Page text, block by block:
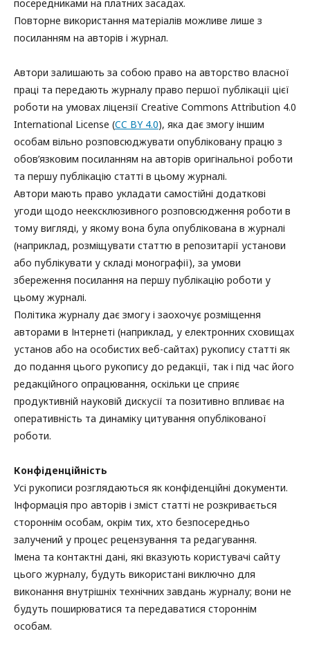
посередниками на платних засадах.
Повторне використання матеріалів можливе лише з
посиланням на авторів і журнал.
Автори залишають за собою право на авторство власної
праці та передають журналу право першої публікації цієї
роботи на умовах ліцензії Creative Commons Attribution 4.0
International License (CC BY 4.0), яка дає змогу іншим
особам вільно розповсюджувати опубліковану працю з
обов’язковим посиланням на авторів оригінальної роботи
та першу публікацію статті в цьому журналі.
Автори мають право укладати самостійні додаткові
угоди щодо неексклюзивного розповсюдження роботи в
тому вигляді, у якому вона була опублікована в журналі
(наприклад, розміщувати статтю в репозитарії установи
або публікувати у складі монографії), за умови
збереження посилання на першу публікацію роботи у
цьому журналі.
Політика журналу дає змогу і заохочує розміщення
авторами в Інтернеті (наприклад, у електронних сховищах
установ або на особистих веб-сайтах) рукопису статті як
до подання цього рукопису до редакції, так і під час його
редакційного опрацювання, оскільки це сприяє
продуктивній науковій дискусії та позитивно впливає на
оперативність та динаміку цитування опублікованої
роботи.
Конфіденційність
Усі рукописи розглядаються як конфіденційні документи.
Інформація про авторів і зміст статті не розкривається
стороннім особам, окрім тих, хто безпосередньо
залучений у процес рецензування та редагування.
Імена та контактні дані, які вказують користувачі сайту
цього журналу, будуть використані виключно для
виконання внутрішніх технічних завдань журналу; вони не
будуть поширюватися та передаватися стороннім
особам.